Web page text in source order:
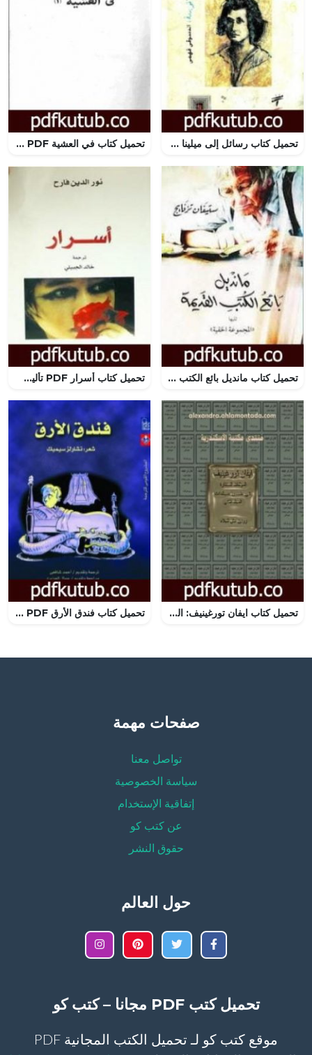
تحميل كتاب رسائل إلى ميلينا PDF تأليف فرانز كافكا مجانا [كامل] تحميل كتاب في العشية PDF تأليف إيفان تورجنيف مجانا [كامل]
تحميل كتاب مانديل بائع الكتب القديمة PDF تأليف ستيفان زفايج مجانا [كامل] تحميل كتاب أسرار PDF تأليف نور الدين فارح مجانا [كامل]
تحميل كتاب ايفان تورغينيف: المؤلفات المختارة – الجزء الثاني PDF تأليف إيفان تورجنيف مجانا [كامل] تحميل كتاب فندق الأرق PDF تأليف تشارلز سيميك مجانا [كامل]
صفحات مهمة
تواصل معنا
سياسة الخصوصية
إتفاقية الإستخدام
عن كتب كو
حقوق النشر
حول العالم
تحميل كتب PDF مجانا – كتب كو
موقع كتب كو لـ تحميل الكتب المجانية PDF